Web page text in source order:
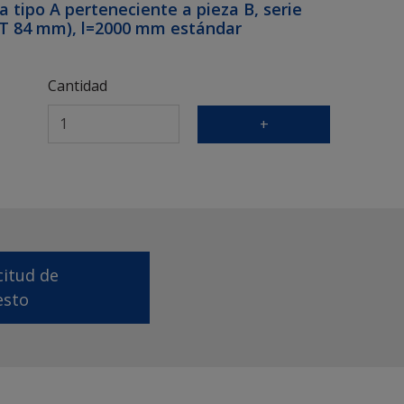
tipo A perteneciente a pieza B, serie
84 mm), l=2000 mm estándar
Cantidad
+
de